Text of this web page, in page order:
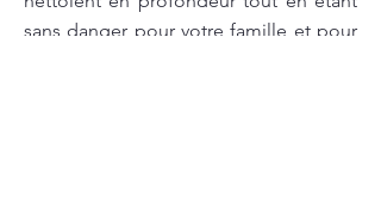
sans danger pour votre famille et pour